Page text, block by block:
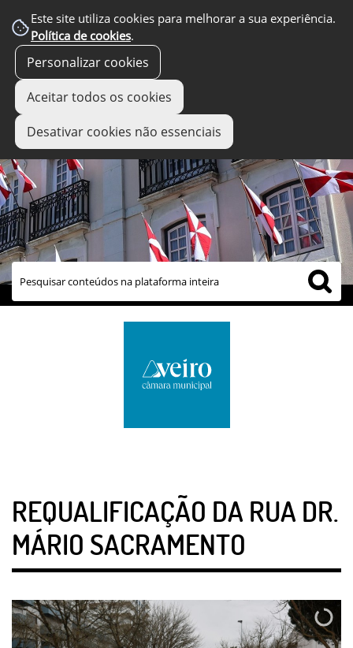
Este site utiliza cookies para melhorar a sua experiência.
Política de cookies.
Personalizar cookies
Aceitar todos os cookies
Desativar cookies não essenciais
links úteis
REQUALIFICAÇÃO DA RUA DR.
MÁRIO SACRAMENTO